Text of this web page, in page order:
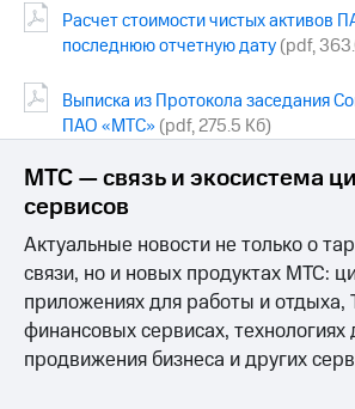
кабинет
акционера
Акционерный
Контроль
и
Рынок
акций
Описание
Программа
приобретения
Порядок
выкупа
акций
Расчет стоимости чистых активов
последнюю отчетную дату(pdf,
Выписка из Протокола заседания
ПАО «МТС» (pdf, 275.5 Кб)
МТС — связь и экосистема
сервисов
Актуальные новости не только о
связи, но и новых продуктах МТС:
приложениях для работы и отдыха,
финансовых сервисах, технологиях
продвижения бизнеса и других